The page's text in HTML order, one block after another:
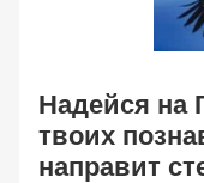
Надейся на
твоих
направит